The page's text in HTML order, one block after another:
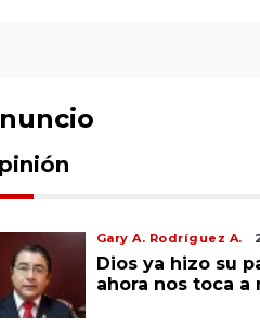
Gary A. Rodríguez A.
Dios ya hizo su
ahora nos toca a